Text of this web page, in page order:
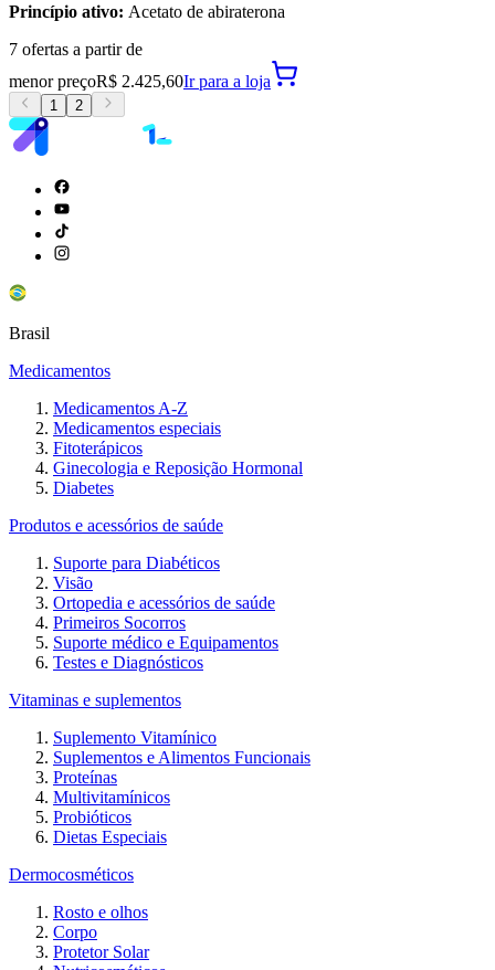
Princípio ativo: Acetato de abiraterona
7 ofertas a partir de
menor preçoR$ 2.425,60Ir para a loja
1 2
Brasil
Medicamentos
Medicamentos A-Z
Medicamentos especiais
Fitoterápicos
Ginecologia e Reposição Hormonal
Diabetes
Produtos e acessórios de saúde
Suporte para Diabéticos
Visão
Ortopedia e acessórios de saúde
Primeiros Socorros
Suporte médico e Equipamentos
Testes e Diagnósticos
Vitaminas e suplementos
Suplemento Vitamínico
Suplementos e Alimentos Funcionais
Proteínas
Multivitamínicos
Probióticos
Dietas Especiais
Dermocosméticos
Rosto e olhos
Corpo
Protetor Solar